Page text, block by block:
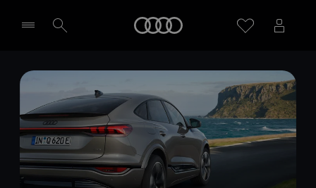
Händler wählen